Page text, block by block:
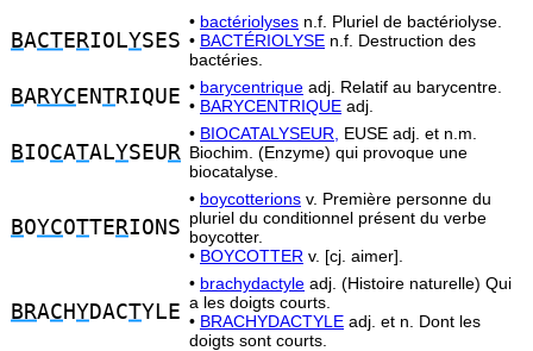
BACTE RIOLYSES
• bactériolyses n.f. Pluriel de bactériolyse.
• BACTÉRIOLYSE n.f. Destruction des
bactéries.
BARYC ENTRIQUE • barycentrique adj. Relatif au barycentre.
• BARYCENTRIQUE adj.
BIOCATALYSEU R
• BIOCATALYSEUR,
EUSE adj. et n.m.
Biochim. (Enzyme) qui provoque une
biocatalyse.
BOYCOTTE RIONS
• boycotterions v. Première personne du
pluriel du conditionnel présent du verbe
boycotter.
• BOYCOTTER v. [cj. aimer].
BRAC HYDACTYLE
• brachydactyle adj. (Histoire naturelle) Qui
a les doigts courts.
• BRACHYDACTYLE adj. et n. Dont les
doigts sont courts.